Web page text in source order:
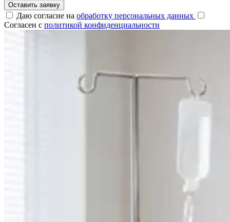
Оставить заявку
Даю согласие на обработку персональных данных
Согласен с политикой конфиденциальности